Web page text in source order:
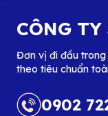
CÔNG
Đơn vị đi đầu
theo tiêu chuẩn
0902